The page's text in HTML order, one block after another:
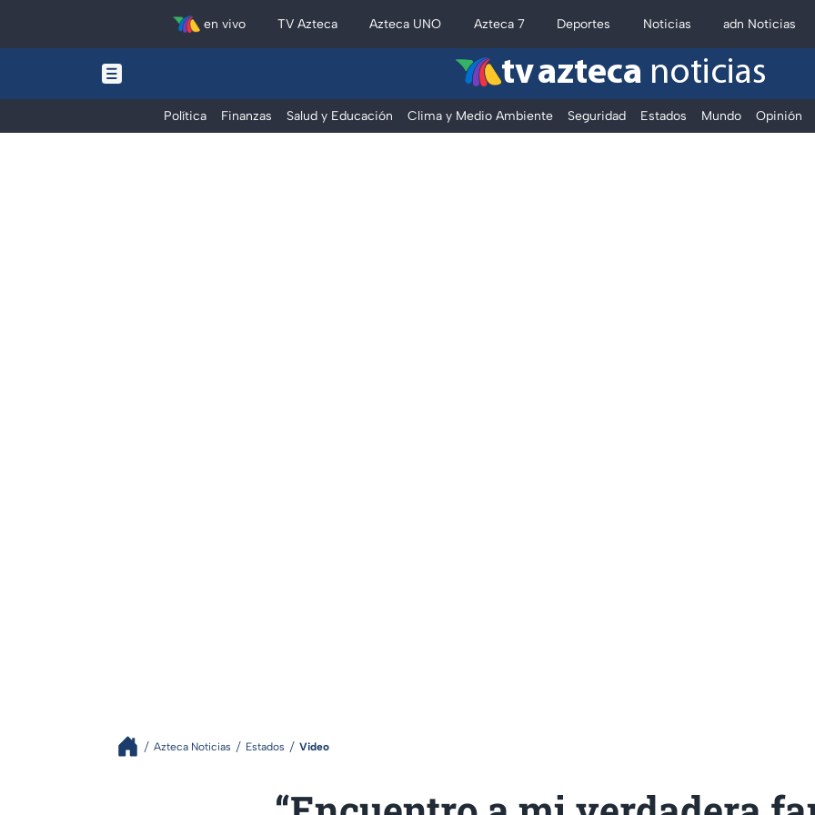
en vivo TV Azteca Azteca UNO Azteca 7 Deportes Noticias adn Noticias
tv azteca noticias
Política Finanzas Salud y Educación Clima y Medio Ambiente Seguridad Estados Mundo Opinión
Azteca Noticias Estados Video